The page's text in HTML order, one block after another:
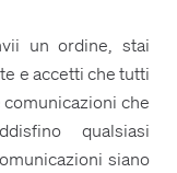
un ordine, stai
e accetti che tutti
che
qualsiasi
siano